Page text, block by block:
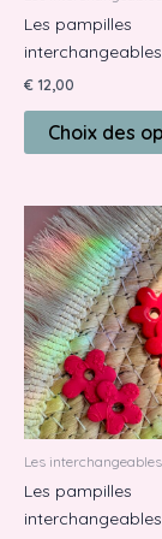
Les pampilles
€ 12,00
Choix des
Les interchangeables
Les pampilles